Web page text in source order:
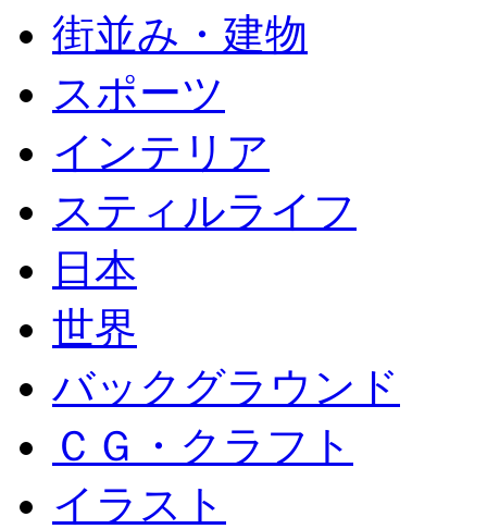
街並み・建物
スポーツ
インテリア
スティルライフ
日本
世界
バックグラウンド
ＣＧ・クラフト
イラスト